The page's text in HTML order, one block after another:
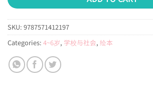
SKU: 9787571412197
Categories: 4~6岁, 学校与社会, 绘本